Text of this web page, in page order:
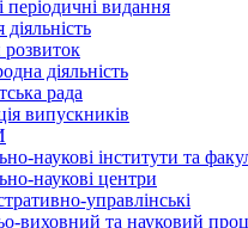
періодичні видання
діяльність
діяльність
рада
випускників
наукові інститути та
наукові центри
управлінські
виховний та науковий